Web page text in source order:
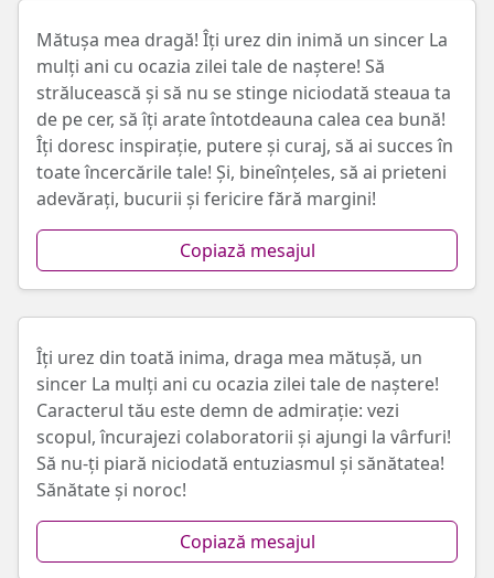
Mătușa mea dragă! Îți urez din inimă un sincer La
mulți ani cu ocazia zilei tale de naștere! Să
strălucească și să nu se stinge niciodată steaua ta
de pe cer, să îți arate întotdeauna calea cea bună!
Îți doresc inspirație, putere și curaj, să ai succes în
toate încercările tale! Și, bineînțeles, să ai prieteni
adevărați, bucurii și fericire fără margini!
Copiază mesajul
Îți urez din toată inima, draga mea mătușă, un
sincer La mulți ani cu ocazia zilei tale de naștere!
Caracterul tău este demn de admirație: vezi
scopul, încurajezi colaboratorii și ajungi la vârfuri!
Să nu-ți piară niciodată entuziasmul și sănătatea!
Sănătate și noroc!
Copiază mesajul